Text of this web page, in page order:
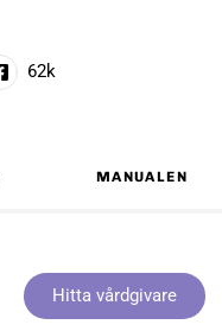
62k
MANUALEN
Hitta vårdgivare